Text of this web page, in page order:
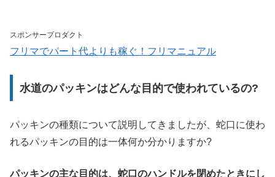
スポンサープロダクト
フリマでパート代よりも稼ぐ！フリマニュアル
水道のパッキンはどんな目的で使われているの?
パッキンの種類について説明してきましたが、蛇口に使わ
れるパッキンの目的は一体何か分かりますか?
パッキンの主な目的は、蛇口のハンドルを閉めたときにし